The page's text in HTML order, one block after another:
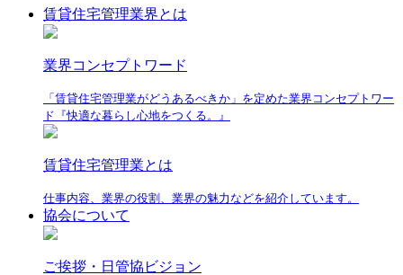
賃貸住宅管理業界とは
業界コンセプトワード
「賃貸住宅管理業がどうあるべきか」を定めた業界コンセプトワー
ド『快適な暮らし心地をつくる。』
賃貸住宅管理業とは
仕事内容、業界の役割、業界の魅力などを紹介しています。
協会について
ご挨拶・日管協ビジョン